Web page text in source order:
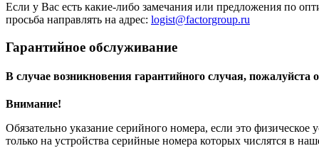
Если у Вас есть какие-либо замечания или предложения по
просьба направлять на адрес: logist@factorgroup.ru
Гарантийное обслуживание
В случае возникновения гарантийного случая, пожалуйста
Внимание!
Обязательно указание серийного номера, если это физическое
только на устройства серийные номера которых числятся в